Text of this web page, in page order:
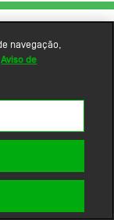
navegação,
Aviso de